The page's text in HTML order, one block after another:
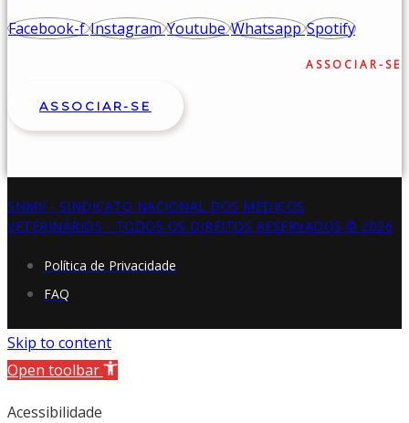
Facebook-f Instagram Youtube Whatsapp Spotify
ASSOCIAR-SE
ASSOCIAR-SE
SNMV - SINDICATO NACIONAL DOS MÉDICOS
VETERINÁRIOS - TODOS OS DIREITOS RESERVADOS © 2026
Política de Privacidade
FAQ
Skip to content
Open toolbar
Acessibilidade